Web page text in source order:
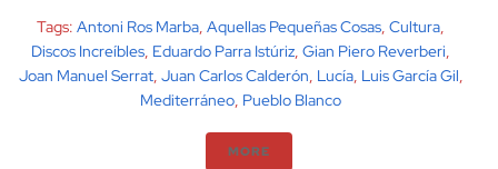
Tags: Antoni Ros Marba, Aquellas Pequeñas Cosas, Cultura,
Discos Increíbles, Eduardo Parra Istúriz, Gian Piero Reverberi,
Joan Manuel Serrat, Juan Carlos Calderón, Lucía, Luis García Gil,
Mediterráneo, Pueblo Blanco
MORE